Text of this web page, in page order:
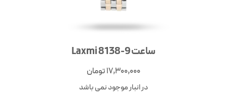
ساعت Laxmi 8138-9
17,300,000تومان
در انبار موجود نمی باشد